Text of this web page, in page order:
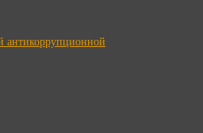
антикоррупционной